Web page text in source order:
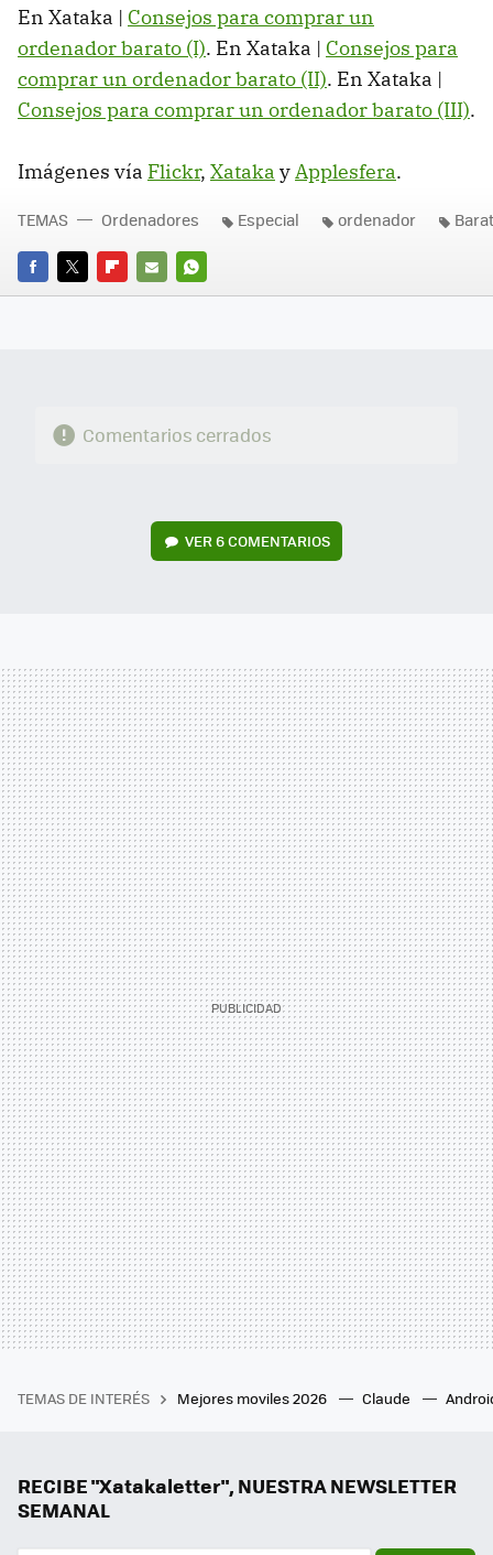
En Xataka | Consejos para comprar un
ordenador barato (I). En Xataka | Consejos para
comprar un ordenador barato (II). En Xataka |
Consejos para comprar un ordenador barato (III).
Imágenes vía Flickr, Xataka yApplesfera.
FACEBOOK
TWITTERFLIPBOARD
E-
WHATSAPP
TEMAS Ordenadores Especial ordenador
Comentarios cerrados
VER 6 COMENTARIOS
TEMAS DE INTERÉS Mejores moviles 2026 Claude
RECIBE "Xatakaletter", NUESTRA NEWSLETTER
SEMANAL